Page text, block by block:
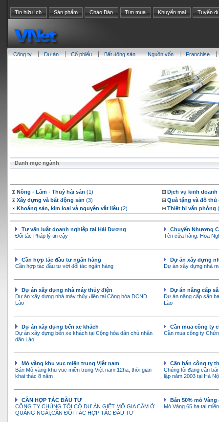
Tin hữu ích Sản phẩm Chào Bán Tìm mua Khuyến mại Tuyển
Công ty Dự án Cổ phiểu Bất động sản Nguồn vốn Franchise
Danh mục ngành
Nông - Lâm - Thuỷ hải sản (1) Dịch vụ kinh doanh
Xây dựng và bất động sản (3)
Quà tặng và đồ thủ
Khoáng sản, kim loại và nguyên vật liệu (2) Thiết bị văn phòng
Tư vấn luật doanh nghiệp tại Hải Dương
Đối tác Pháp lý tin cậy
Chuyển Nhượng
Tên cửa hàng: Hoa
Cần hợp tác đầu tư ngân hàng
Cần hợp tác đầu tư với đối tác ngân hàng
Dự án xây dựng
Dự án xây dựng nhà
Dự án xây dựng nhà máy thủy điện
Dự án xây dựng nhà máy thủy điện tại Cộng hòa DCND
Lào
Dự án nâng cấp
Dự án nâng cấp sân
Lào
Dự án xây dựng bến xe khách
Dự án xây dựng bến xe khách tại Cộng hòa dân chủ nhân
dân Lào
Cần mua công ty
Cần mua công ty
Mỏ vàng khu vuc miền trung Việt nam
Bán Mỏ vàng khu vuc miền trung Việt nam 12ha, thời gian
khai thác 8 năm
Cần bán công ty
Chúng tôi đang cần
lập năm 2003 tại Hà
CẦN HỢP TÁC ĐẦU TƯ
CÔNG TY CHÚNG TÔI CÓ DỰ ÁN GIẾT MỔ GIA CẦM Ở
QUẢNG NGÃI,CẦN ĐỐI TÁC HỢP TÁC ĐẦU TƯ
Bán 50% mỏ
Mỏ Vàng 65 ha tại